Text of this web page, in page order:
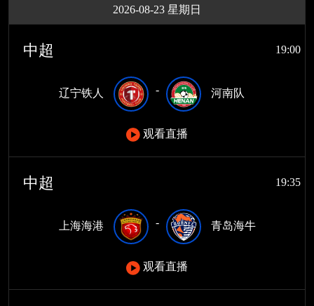
2026-08-23 星期日
中超 19:00
辽宁铁人 - 河南队
观看直播
中超 19:35
上海海港 - 青岛海牛
观看直播